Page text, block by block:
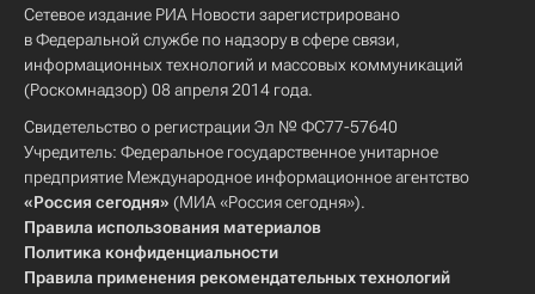
Сетевое издание РИА Новости зарегистрировано
в Федеральной службе по надзору в сфере связи,
информационных технологий и массовых коммуникаций
(Роскомнадзор) 08 апреля 2014 года.
Свидетельство о регистрации Эл № ФС77-57640
Учредитель: Федеральное государственное унитарное
предприятие Международное информационное агентство
«Россия сегодня» (МИА «Россия сегодня»).
Правила использования материалов
Политика конфиденциальности
Правила применения рекомендательных технологий